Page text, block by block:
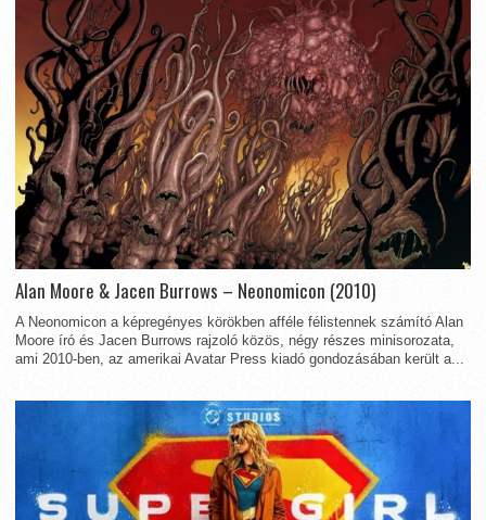
Alan Moore & Jacen Burrows – Neonomicon (2010)
A Neonomicon a képregényes körökben afféle félistennek számító Alan
Moore író és Jacen Burrows rajzoló közös, négy részes minisorozata,
ami 2010-ben, az amerikai Avatar Press kiadó gondozásában került a...